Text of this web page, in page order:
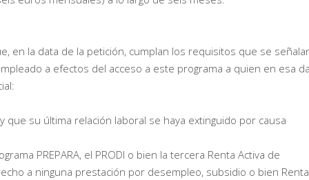
en la data de la petición, cumplan los requisitos que se
a efectos del acceso a este programa a quien en esa
su última relación laboral se haya extinguido por causa
PREPARA, el PRODI o bien la tercera Renta Activa de
a ninguna prestación por desempleo, subsidio o bien Renta